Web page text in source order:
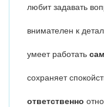
любит задавать
внимателен к
умеет работать
сохраняет
ответственно